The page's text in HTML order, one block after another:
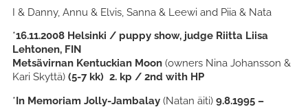
I & Danny, Annu & Elvis, Sanna & Leewi and Piia & Nata
*16.11.2008 Helsinki / puppy show, judge Riitta Liisa
Lehtonen, FIN
Metsävirnan Kentuckian Moon (owners Nina Johansson &
Kari Skyttä) (5-7 kk) 2. kp / 2nd with HP
*In Memoriam Jolly-Jambalay (Natan äiti) 9.8.1995 –